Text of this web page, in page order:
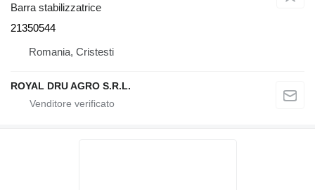
Barra stabilizzatrice
21350544
Romania, Cristesti
ROYAL DRU AGRO S.R.L.